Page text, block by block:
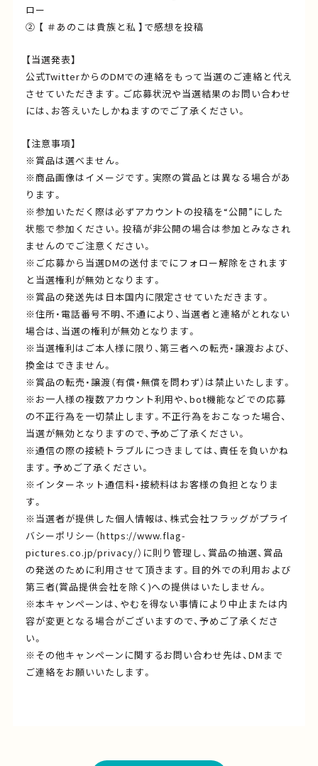
ロー
② 【 ＃あのこは貴族と私 】で感想を投稿
【当選発表】
公式TwitterからのDMでの連絡をもって当選のご連絡と代え
させていただきます。ご応募状況や当選結果のお問い合わせ
には、お答えいたしかねますのでご了承ください。
【注意事項】
※賞品は選べません。
※商品画像はイメージです。実際の賞品とは異なる場合があ
ります。
※参加いただく際は必ずアカウントの投稿を“公開”にした
状態で参加ください。投稿が非公開の場合は参加とみなされ
ませんのでご注意ください。
※ご応募から当選DMの送付までにフォロー解除をされます
と当選権利が無効となります。
※賞品の発送先は日本国内に限定させていただきます。
※住所・電話番号不明、不通により、当選者と連絡がとれない
場合は、当選の権利が無効となります。
※当選権利はご本人様に限り、第三者への転売・譲渡および、
換金はできません。
※賞品の転売・譲渡（有償・無償を問わず）は禁止いたします。
※お一人様の複数アカウント利用や、bot機能などでの応募
の不正行為を一切禁止します。不正行為をおこなった場合、
当選が無効となりますので、予めご了承ください。
※通信の際の接続トラブルにつきましては、責任を負いかね
ます。予めご了承ください。
※インターネット通信料・接続料はお客様の負担となりま
す。
※当選者が提供した個人情報は、株式会社フラッグがプライ
バシーポリシー（https://www.flag-
pictures.co.jp/privacy/）に則り管理し、賞品の抽選、賞品
の発送のために利用させて頂きます。目的外での利用および
第三者(賞品提供会社を除く)への提供はいたしません。
※本キャンペーンは、やむを得ない事情により中止または内
容が変更となる場合がございますので、予めご了承くださ
い。
※その他キャンペーンに関するお問い合わせ先は、DMまで
ご連絡をお願いいたします。